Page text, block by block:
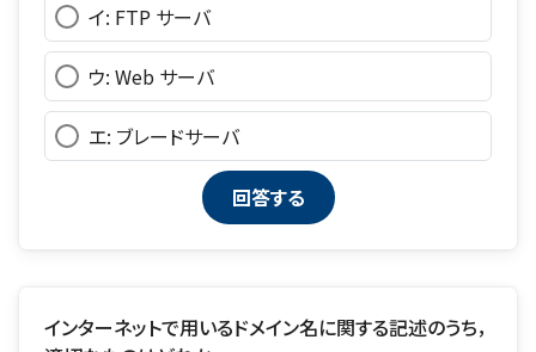
イ: FTP サーバ
ウ: Web サーバ
エ: ブレードサーバ
インターネットで用いるドメイン名に関する記述のうち，